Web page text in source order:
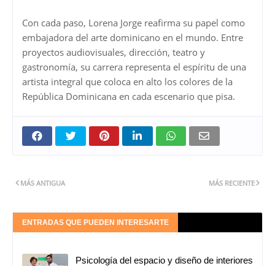
Con cada paso, Lorena Jorge reafirma su papel como
embajadora del arte dominicano en el mundo. Entre
proyectos audiovisuales, dirección, teatro y
gastronomía, su carrera representa el espíritu de una
artista integral que coloca en alto los colores de la
República Dominicana en cada escenario que pisa.
MÁS RECIENTE
MÁS ANTIGUA
ENTRADAS QUE PUEDEN INTERESARTE
Psicología del espacio y diseño de interiores